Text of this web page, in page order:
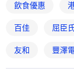
飲食優惠
百佳 屈臣
友和 豐澤